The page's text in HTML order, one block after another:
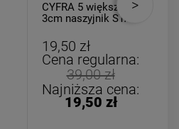
CYFRA 5 większa
3cm naszyjnik STAL
19,50 zł
Cena regularna:
39,00 zł
Najniższa cena:
19,50 zł